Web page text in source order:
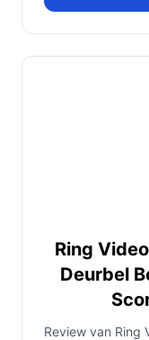
Ring
Deurbel
Review van Ring